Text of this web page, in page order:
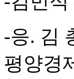
-응. 김
평양경